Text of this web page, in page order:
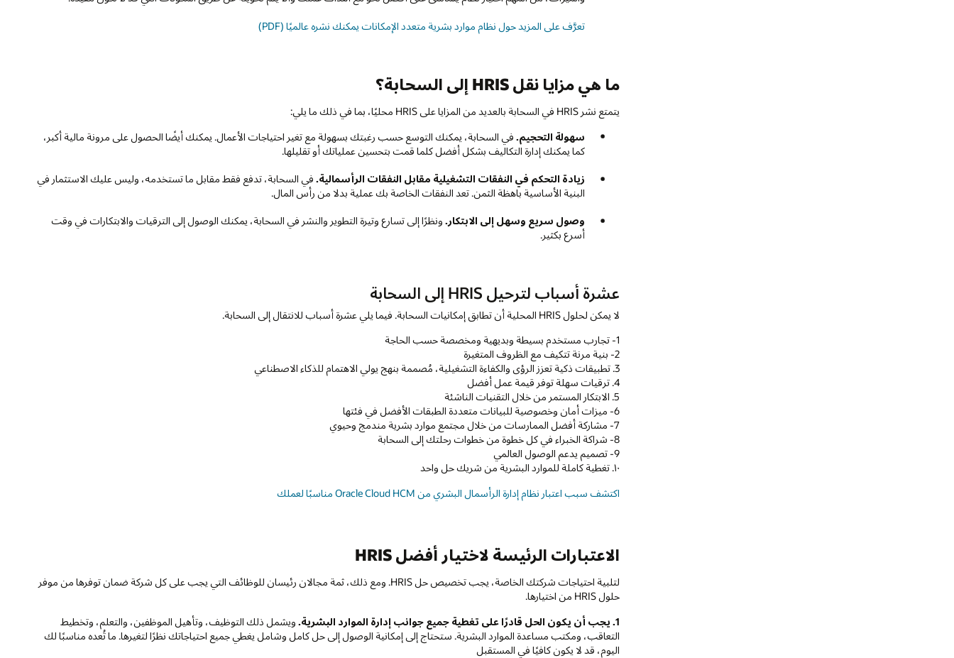
تعرَّف على المزيد حول نظام موارد بشرية متعدد الإمكانات يمكنك نشره عالميًا (PDF)
ما هي مزايا نقل HRIS إلى السحابة؟
يتمتع نشر HRIS في السحابة بالعديد من المزايا على HRIS محليًا، بما في ذلك ما يلي:
سهولة التحجيم.في السحابة، يمكنك التوسع حسب رغبتك بسهولة مع تغير احتياجات الأعمال. يمكنك أيضًا الحصول على مرونة مالية أكبر،
كما يمكنك إدارة التكاليف بشكل أفضل كلما قمت بتحسين عملياتك أو تقليلها.
زيادة التحكم في النفقات التشغيلية مقابل النفقات الرأسمالية.في السحابة، تدفع فقط مقابل ما تستخدمه، وليس عليك الاستثمار في
البنية الأساسية باهظة الثمن. تعد النفقات الخاصة بك عملية بدلا من رأس المال.
وصول سريع وسهل إلى الابتكار.ونظرًا إلى تسارع وتيرة التطوير والنشر في السحابة، يمكنك الوصول إلى الترقيات والابتكارات في وقت
أسرع بكثير.
عشرة أسباب لترحيل HRIS إلى السحابة
لا يمكن لحلول HRIS المحلية أن تطابق إمكانيات السحابة. فيما يلي عشرة أسباب للانتقال إلى السحابة.
1- تجارب مستخدم بسيطة وبديهية ومخصصة حسب الحاجة
2- بنية مرنة تتكيف مع الظروف المتغيرة
3. تطبيقات ذكية تعزز الرؤى والكفاءة التشغيلية، مُصممة بنهج يولي الاهتمام للذكاء الاصطناعي
4. ترقيات سهلة توفر قيمة عمل أفضل
5. الابتكار المستمر من خلال التقنيات الناشئة
6- ميزات أمان وخصوصية للبيانات متعددة الطبقات الأفضل في فئتها
7- مشاركة أفضل الممارسات من خلال مجتمع موارد بشرية مندمج وحيوي
8- شراكة الخبراء في كل خطوة من خطوات رحلتك إلى السحابة
9- تصميم يدعم الوصول العالمي
١٠. تغطية كاملة للموارد البشرية من شريك حل واحد
اكتشف سبب اعتبار نظام إدارة الرأسمال البشري من Oracle Cloud HCM مناسبًا لعملك
الاعتبارات الرئيسة لاختيار أفضل HRIS
لتلبية احتياجات شركتك الخاصة، يجب تخصيص حل HRIS. ومع ذلك، ثمة مجالان رئيسان للوظائف التي يجب على كل شركة ضمان توفرها من موفر
حلول HRIS من اختيارها.
1. يجب أن يكون الحل قادرًا على تغطية جميع جوانب إدارة الموارد البشرية.
ويشمل ذلك التوظيف، وتأهيل الموظفين، والتعلم، وتخطيط
التعاقب، ومكتب مساعدة الموارد البشرية. ستحتاج إلى إمكانية الوصول إلى حل كامل وشامل يغطي جميع احتياجاتك نظرًا لتغيرها. ما تُعده مناسبًا لك
اليوم، قد لا يكون كافيًا في المستقبل